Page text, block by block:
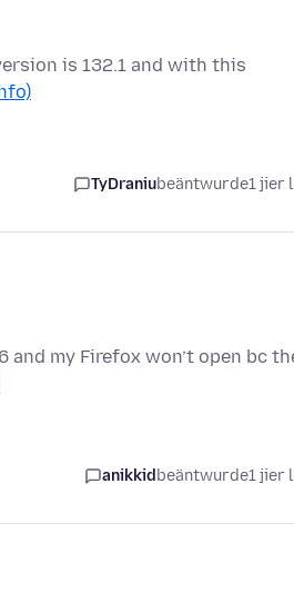
is 132.1 and with this
TyDraniubeäntwurde1 jier
and my Firefox won’t open bc
anikkidbeäntwurde1 jier